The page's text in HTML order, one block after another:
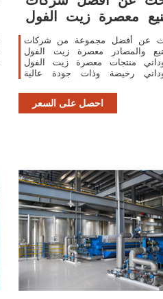
معصرة زيت الفول
السوداني ومعصرة
عن أفضل مجموعة من شركات
والمصادر معصرة زيت الفول
منتجات معصرة زيت الفول
رخيصة وذات جودة عالية
زيت ضغط ال زيت / زيت زيت
احصل على السعر